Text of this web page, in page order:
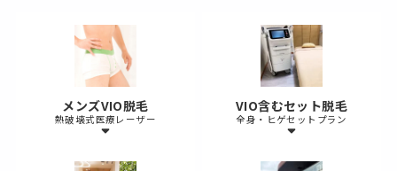
メンズVIO脱毛
熱破壊式医療レーザー
VIO含むセット脱毛
全身・ヒゲセットプラン